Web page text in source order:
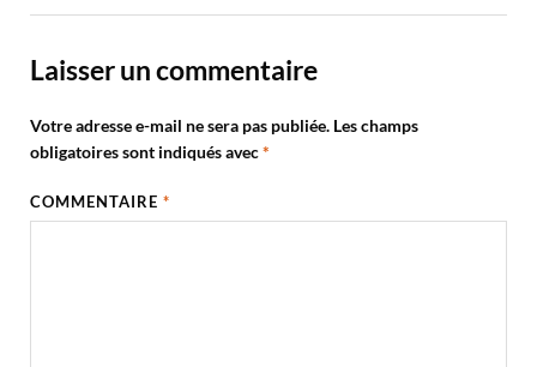
Laisser un commentaire
Votre adresse e-mail ne sera pas publiée. Les champs
obligatoires sont indiqués avec*
COMMENTAIRE*